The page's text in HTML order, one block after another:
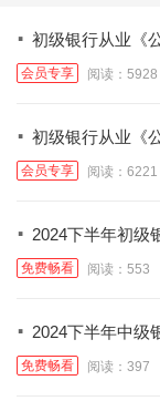
· 初级银行从业《
会员专享 阅读：5928
· 初级银行从业《
会员专享 阅读：6221
· 2024下半年初级
免费畅看 阅读：553
· 2024下半年中级
免费畅看 阅读：397